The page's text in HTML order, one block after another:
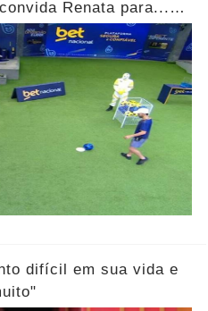
Renata para...
difícil em sua vida e